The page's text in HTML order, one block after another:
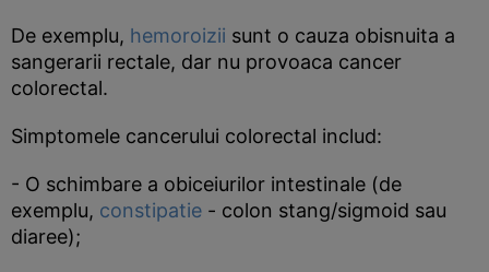
De exemplu, hemoroizii sunt o cauza obisnuita a
sangerarii rectale, dar nu provoaca cancer
colorectal.
Simptomele cancerului colorectal includ:
- O schimbare a obiceiurilor intestinale (de
exemplu, constipatie - colon stang/sigmoid sau
diaree);